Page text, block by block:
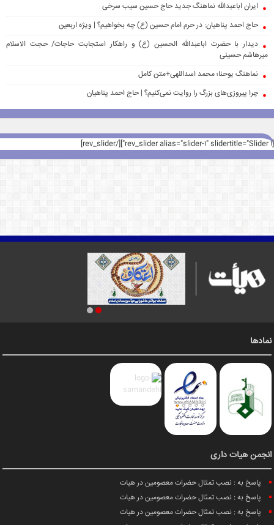
ایران اباعبدالله نماهنگ جدید حاج حسین سیب سرخی
حاج احمد پناهیان: در حرم امام حسین (ع) چه بخواهیم؟ | ویژه اربعین
دیدار با حضرت اباعبدالله الحسین (ع) و راهکار استجابت حاجات/ حجت الاسلام
میرهاشم حسینی
نماهنگ یوحنا؛ محمد اسداللهی+متن کامل
چرا پیروزی‌های بزرگ را روایت نمی‌کنیم؟ | حاج احمد پناهیان
[rev_slider alias="slider-1" slidertitle="Slider 1"][/rev_slider]
نمادها
انجمن هیات داری
پاسخ به : نصب تمثال حضرات معصومین در هیات
پاسخ به : نصب تمثال حضرات معصومین در هیات
پاسخ به : نصب تمثال حضرات معصومین در هیات